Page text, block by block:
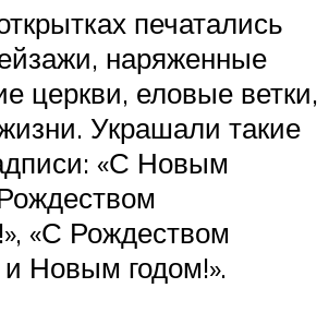
печатались
наряженные
церкви, еловые ветки,
Украшали такие
«С Новым
«С Рождеством
Новым годом!».